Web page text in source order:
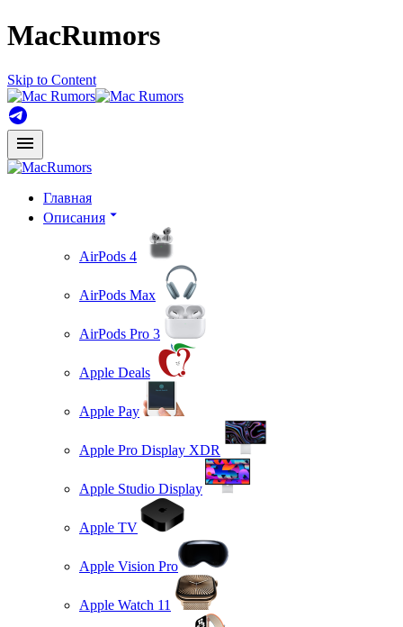
MacRumors
Skip to Content
Главная
Описания
AirPods 4
AirPods Max
AirPods Pro 3
Apple Deals
Apple Pay
Apple Pro Display XDR
Apple Studio Display
Apple TV
Apple Vision Pro
Apple Watch 11